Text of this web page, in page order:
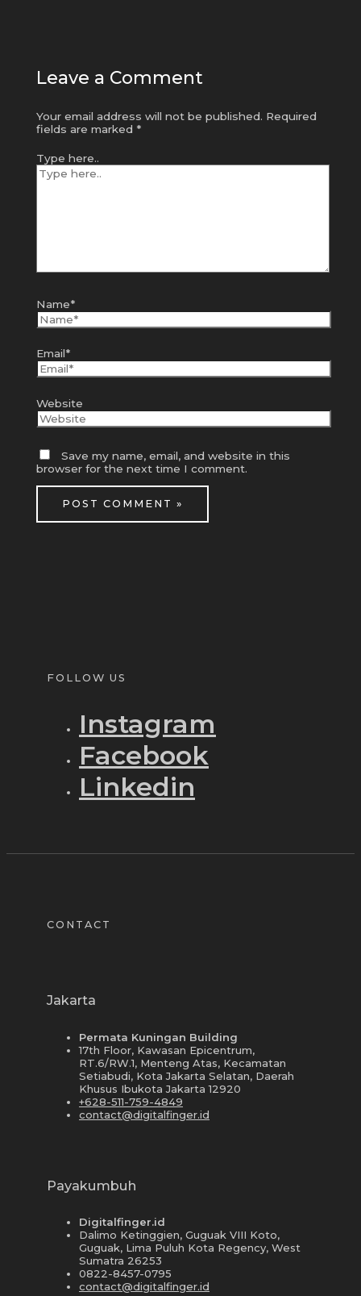
Leave a Comment
Your email address will not be published. Required
fields are marked *
Type here..
Name*
Email*
Website
Save my name, email, and website in this
browser for the next time I comment.
FOLLOW US
Instagram
Facebook
Linkedin
CONTACT
Jakarta
Permata Kuningan Building
17th Floor, Kawasan Epicentrum,
RT.6/RW.1, Menteng Atas, Kecamatan
Setiabudi, Kota Jakarta Selatan, Daerah
Khusus Ibukota Jakarta 12920
+628-511-759-4849
contact@digitalfinger.id
Payakumbuh
Digitalfinger.id
Dalimo Ketinggien, Guguak VIII Koto,
Guguak, Lima Puluh Kota Regency, West
Sumatra 26253
0822-8457-0795
contact@digitalfinger.id